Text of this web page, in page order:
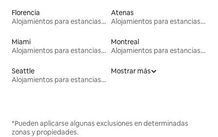
Florencia
Alojamientos para estancias largas
Atenas
Alojamientos para estancias largas
Miami
Alojamientos para estancias largas
Montreal
Alojamientos para estancias largas
Seattle
Alojamientos para estancias largas
Mostrar más
*Pueden aplicarse algunas exclusiones en determinadas
zonas y propiedades.